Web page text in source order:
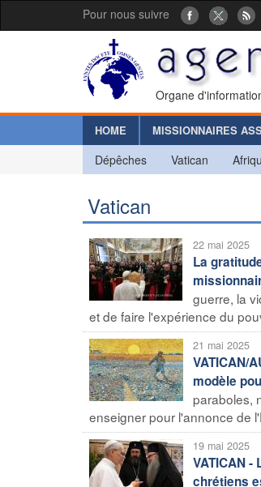
Pour nous suivre
Organe
HOME MISSIONNAIRES
Dépêches Vatican
Vatican
22 mai 2025
La
guerre, la
et de faire l'expérience du
21 mai 2025
VATICAN/
modèle
paraboles,
enseigner pour l'annonce de
19 mai 2025
VATICAN
chrétiens